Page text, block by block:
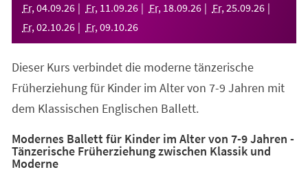
Fr, 04.09.26 Fr, 11 .09.26 Fr, 18.09.26 Fr, 25.09.26
Fr, 02.10.26 Fr, 09.10.26
Dieser Kurs verbindet die moderne tänzerische
Früherziehung für Kinder im Alter von 7-9 Jahren mit
dem Klassischen Englischen Ballett.
Modernes Ballett für Kinder im Alter von 7-9 Jahren -
Tänzerische Früherziehung zwischen Klassik und
Moderne